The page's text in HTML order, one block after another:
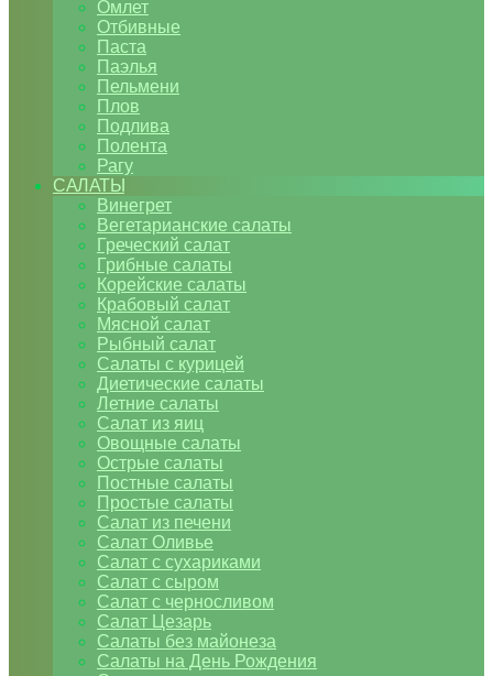
Омлет
Отбивные
Паста
Паэлья
Пельмени
Плов
Подлива
Полента
Рагу
САЛАТЫ
Винегрет
Вегетарианские салаты
Греческий салат
Грибные салаты
Корейские салаты
Крабовый салат
Мясной салат
Рыбный салат
Салаты с курицей
Диетические салаты
Летние салаты
Салат из яиц
Овощные салаты
Острые салаты
Постные салаты
Простые салаты
Салат из печени
Салат Оливье
Салат с сухариками
Салат с сыром
Салат с черносливом
Салат Цезарь
Салаты без майонеза
Салаты на День Рождения